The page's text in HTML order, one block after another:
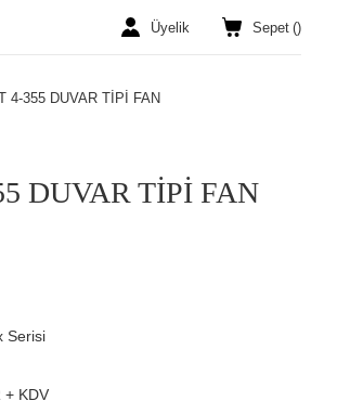
Üyelik Sepet ()
4-355 DUVAR TİPİ FAN
DUVAR TİPİ FAN
Serisi
+ KDV